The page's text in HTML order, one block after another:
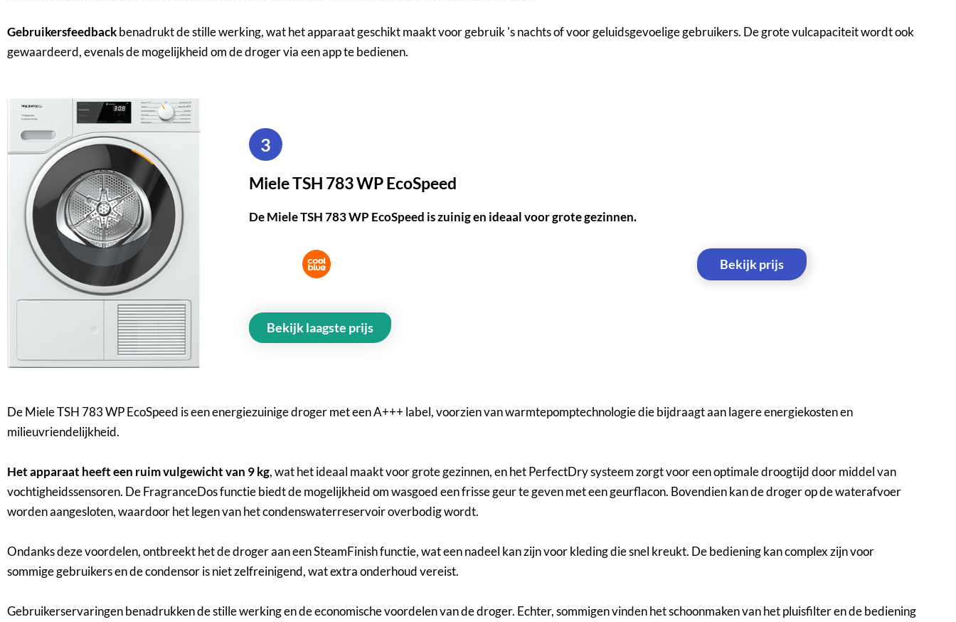
Gebruikersfeedbackbenadrukt de stille werking, wat het apparaat geschikt maakt voor gebruik 's nachts of voor geluidsgevoelige gebruikers. De grote vulcapaciteit wordt ook
gewaardeerd, evenals de mogelijkheid om de droger via een app te bedienen.
3
Miele TSH 783 WP EcoSpeed
De Miele TSH 783 WP EcoSpeed is zuinig en ideaal voor grote gezinnen.
Bekijk prijs
Bekijk laagste prijs
De Miele TSH 783 WP EcoSpeed is een energiezuinige droger met een A+++ label, voorzien van warmtepomptechnologie die bijdraagt aan lagere energiekosten en
milieuvriendelijkheid.
Het apparaat heeft een ruim vulgewicht van 9 kg, wat het ideaal maakt voor grote gezinnen, en het PerfectDry systeem zorgt voor een optimale droogtijd door middel van
vochtigheidssensoren. De FragranceDos functie biedt de mogelijkheid om wasgoed een frisse geur te geven met een geurflacon. Bovendien kan de droger op de waterafvoer
worden aangesloten, waardoor het legen van het condenswaterreservoir overbodig wordt.
Ondanks deze voordelen, ontbreekt het de droger aan een SteamFinish functie, wat een nadeel kan zijn voor kleding die snel kreukt. De bediening kan complex zijn voor
sommige gebruikers en de condensor is niet zelfreinigend, wat extra onderhoud vereist.
Gebruikerservaringen benadrukken de stille werking en de economische voordelen van de droger. Echter, sommigen vinden het schoonmaken van het pluisfilter en de bediening